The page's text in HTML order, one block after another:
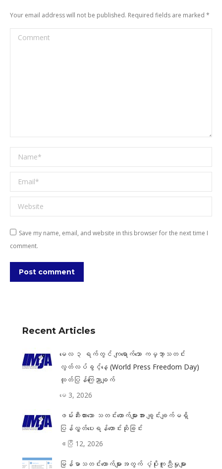
Your email address will not be published. Required fields are marked *
Comment
Name *
Email *
Website
Save my name, email, and website in this browser for the next time I
comment.
Post comment
Recent Articles
မေလ ၃ ရက်တွင် ကျရောက်သော ကမ္ဘာ့သတင်း
လွတ်လပ်ခွင့်နေ့ (World Press Freedom Day)
ထုတ်ပြန်ကြေညာချက်
မေ 3, 2026
ဖမ်းဆီးထားသော သတင်းထောက်များအား ချွင်းချက်မရှိ
ပြန်လွှတ်ပေးရန်တောင်းဆိုခြင်း
ဧပြီ 12, 2026
မြန်မာသတင်းထောက်များအတွက် ပံ့ပိုးကူညီမှုများ